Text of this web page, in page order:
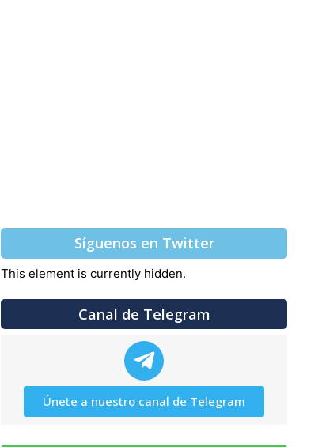
Síguenos en Twitter
This element is currently hidden.
Canal de Telegram
Únete a nuestro canal de Telegram